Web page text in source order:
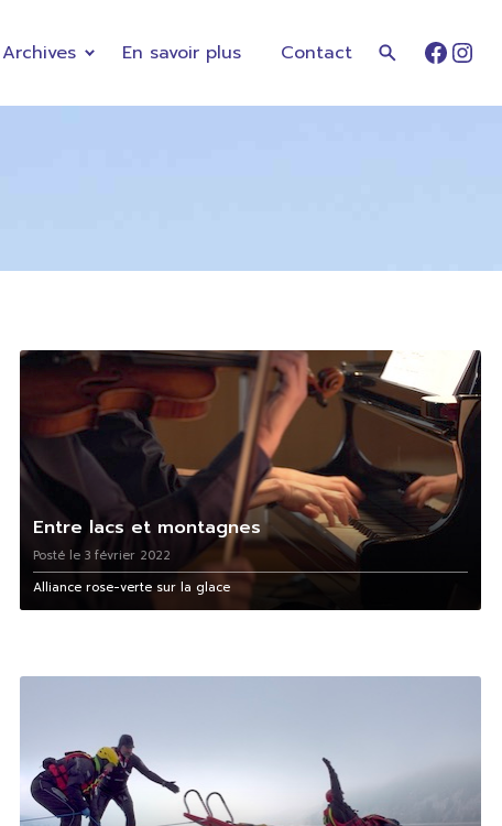
Archives En savoir plus Contact
Entre lacs et montagnes
Posté le 3 février 2022
Alliance rose-verte sur la glace